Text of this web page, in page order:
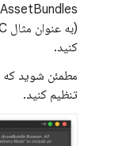
کنید.
مطمئن شوید که
تنظیم کنید.